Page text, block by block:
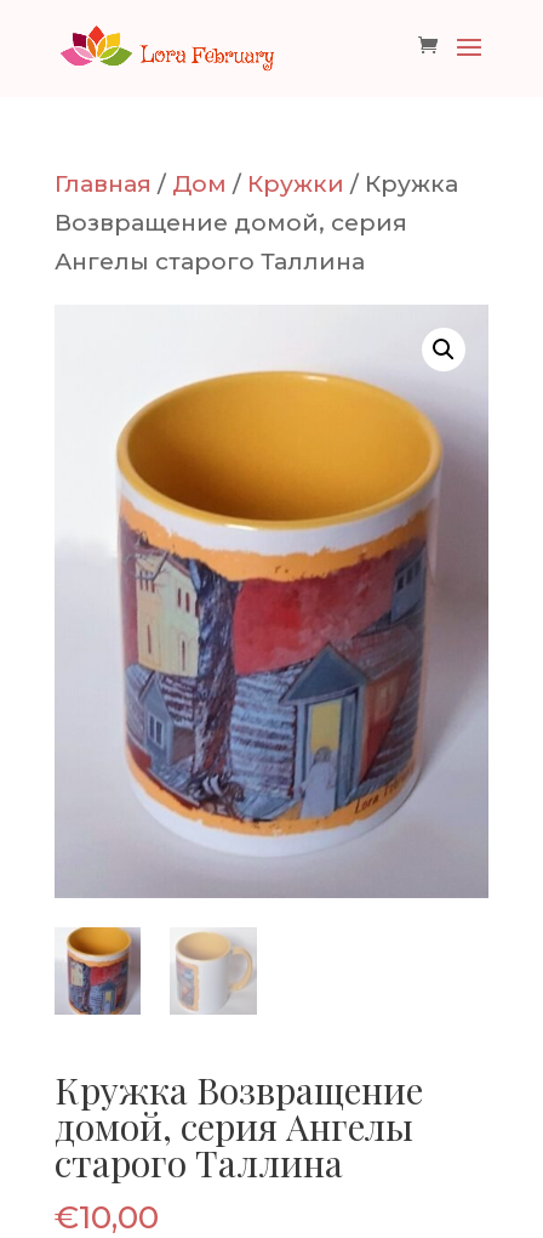
Главная / Дом / Кружки / Кружка
Возвращение домой, серия
Ангелы старого Таллина
Кружка Возвращение
домой, серия Ангелы
старого Таллина
€10,00